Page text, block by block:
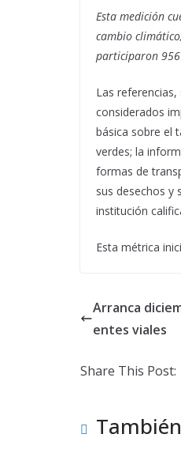
Esta medición
cambio
participaron 956
Las
considerados
básica sobre el
verdes; la
formas de
sus desechos y
institución
Esta métrica
Arranca
entes viales
Share This Post: